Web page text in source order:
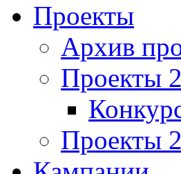
Проекты
Архив
Проекты
Проекты